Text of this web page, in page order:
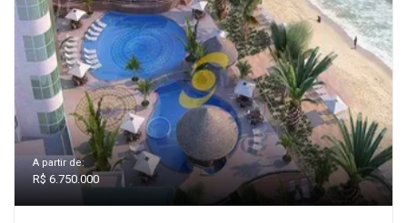
A partir de:
R$ 6.750.000